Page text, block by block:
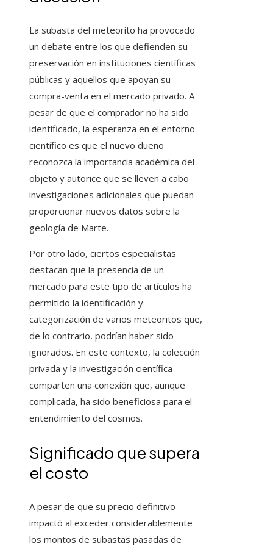
La subasta del meteorito ha provocado
un debate entre los que defienden su
preservación en instituciones científicas
públicas y aquellos que apoyan su
compra-venta en el mercado privado. A
pesar de que el comprador no ha sido
identificado, la esperanza en el entorno
científico es que el nuevo dueño
reconozca la importancia académica del
objeto y autorice que se lleven a cabo
investigaciones adicionales que puedan
proporcionar nuevos datos sobre la
geología de Marte.
Por otro lado, ciertos especialistas
destacan que la presencia de un
mercado para este tipo de artículos ha
permitido la identificación y
categorización de varios meteoritos que,
de lo contrario, podrían haber sido
ignorados. En este contexto, la colección
privada y la investigación científica
comparten una conexión que, aunque
complicada, ha sido beneficiosa para el
entendimiento del cosmos.
Significado que supera
el costo
A pesar de que su precio definitivo
impactó al exceder considerablemente
los montos de subastas pasadas de